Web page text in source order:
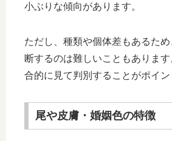
小ぶりな傾向があります。
ただし、種類や個体差もあるた
断するのは難しいこともありま
合的に見て判別することがポイン
尾や皮膚・婚姻色の特徴